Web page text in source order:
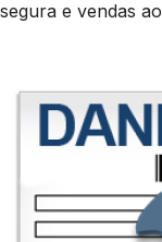
segura e vendas